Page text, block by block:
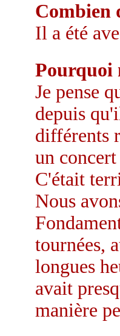
Combien
Il a été
Pourquoi
Je pense
depuis
différents
un
C'était
Nous
tournées,
longues
avait
manière